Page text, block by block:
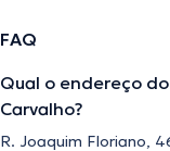
FAQ
Qual o endereço
Carvalho?
R. Joaquim Floriano,